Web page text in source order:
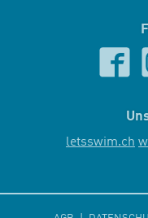
letsswim.ch